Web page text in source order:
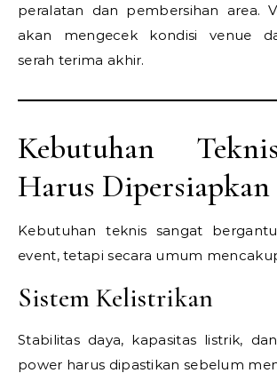
peralatan dan pembersihan area.
akan mengecek kondisi venue
serah terima akhir.
Kebutuhan
Harus Dipersiapkan
Kebutuhan teknis sangat
event, tetapi secara umum
Sistem Kelistrikan
Stabilitas daya, kapasitas listrik,
power harus dipastikan sebelum